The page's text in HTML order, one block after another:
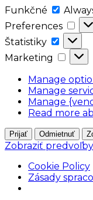
Funkčné
Preferences
Štatistiky
Marketing
Manage
Manage
Manage
Read more
Prijať Odmietnuť
Zobraziť predvoľby
Cookie Policy
Zásady